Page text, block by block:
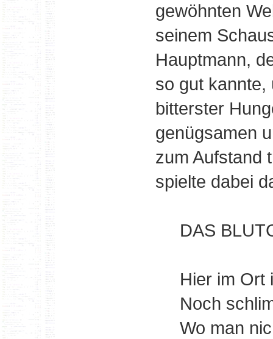
gewöhnten
seinem
Hauptmann,
so gut kannte,
bitterster
genügsamen
zum Aufstand
spielte dabei
DAS
Hier im Ort
Noch
Wo man